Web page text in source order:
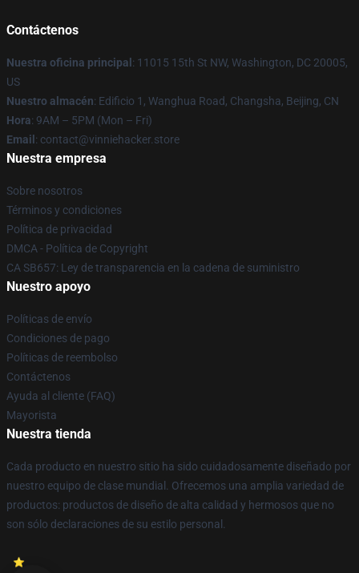
Contáctenos
Nuestra oficina principal : 11015 15th St NW, Washington, DC 20005,
US
Nuestro almacén: Edificio 1, Wanghua Road, Changsha, Beijing, CN
Hora: 9AM – 5PM (Mon – Fri)
Email : contact@vinniehacker.store
Nuestra empresa
Sobre nosotros
Términos y condiciones
Política de privacidad
DMCA - Política de Copyright
CA SB657: Ley de transparencia en la cadena de suministro
Nuestro apoyo
Políticas de envío
Condiciones de pago
Políticas de reembolso
Contáctenos
Ayuda al cliente (FAQ)
Mayorista
Nuestra tienda
Cada producto en nuestro sitio ha sido cuidadosamente diseñado por
nuestro equipo de clase mundial. Ofrecemos una amplia variedad de
productos: productos de diseño de alta calidad y hermosos que no
son sólo declaraciones de su estilo personal.